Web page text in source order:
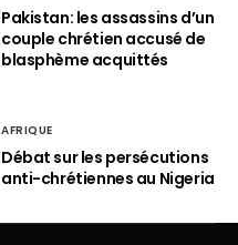
Pakistan: les assassins d’un
couple chrétien accusé de
blasphème acquittés
AFRIQUE
Débat sur les persécutions
anti-chrétiennes au Nigeria